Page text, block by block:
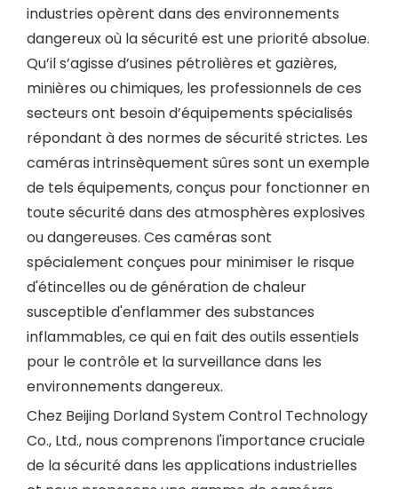
industries opèrent dans des environnements
dangereux où la sécurité est une priorité absolue.
Qu’il s’agisse d’usines pétrolières et gazières,
minières ou chimiques, les professionnels de ces
secteurs ont besoin d’équipements spécialisés
répondant à des normes de sécurité strictes. Les
caméras intrinsèquement sûres sont un exemple
de tels équipements, conçus pour fonctionner en
toute sécurité dans des atmosphères explosives
ou dangereuses. Ces caméras sont
spécialement conçues pour minimiser le risque
d'étincelles ou de génération de chaleur
susceptible d'enflammer des substances
inflammables, ce qui en fait des outils essentiels
pour le contrôle et la surveillance dans les
environnements dangereux.
Chez Beijing Dorland System Control Technology
Co., Ltd., nous comprenons l'importance cruciale
de la sécurité dans les applications industrielles